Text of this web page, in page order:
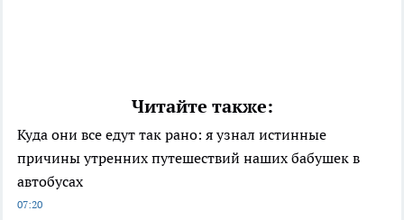
Читайте также:
Куда они все едут так рано: я узнал истинные
причины утренних путешествий наших бабушек в
автобусах
07:20